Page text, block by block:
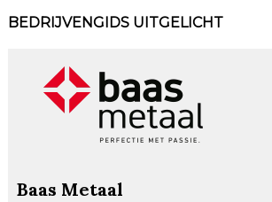
BEDRIJVENGIDS UITGELICHT
Baas Metaal